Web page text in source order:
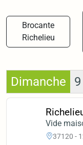
Brocante
Richelieu
Dimanche
Vide
37120 -